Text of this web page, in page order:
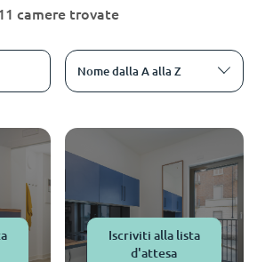
English (US)
Chinese
Español
Català
Prenota ora
camere trovate
Nome dalla A alla Z
Iscriviti alla lista
d'attesa